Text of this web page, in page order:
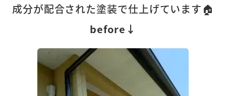
成分が配合された塗装で仕上げています🏠
before↓